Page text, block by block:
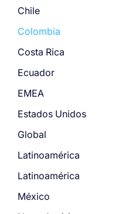
Chile
Colombia
Costa Rica
Ecuador
EMEA
Estados Unidos
Global
Latinoamérica
Latinoamérica
México